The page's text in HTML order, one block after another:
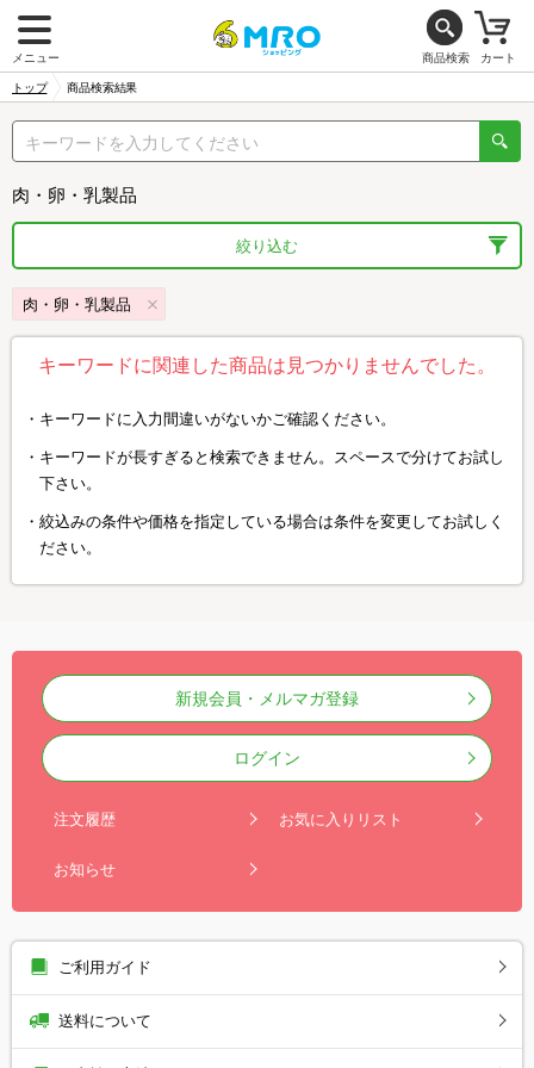
メニュー 商品検索 カート
トップ 商品検索結果
肉・卵・乳製品
絞り込む
肉・卵・乳製品
キーワードに関連した商品は見つかりませんでした。
キーワードに入力間違いがないかご確認ください。
キーワードが長すぎると検索できません。スペースで分けてお試し
下さい。
絞込みの条件や価格を指定している場合は条件を変更してお試しく
ださい。
新規会員・メルマガ登録
ログイン
注文履歴 お気に入りリスト
お知らせ
ご利用ガイド
送料について